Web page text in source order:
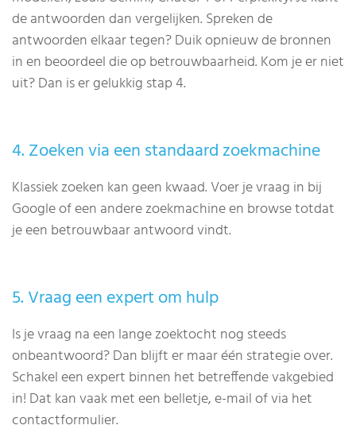
de antwoorden dan vergelijken. Spreken de
antwoorden elkaar tegen? Duik opnieuw de bronnen
in en beoordeel die op betrouwbaarheid. Kom je er niet
uit? Dan is er gelukkig stap 4.
4. Zoeken via een standaard zoekmachine
Klassiek zoeken kan geen kwaad. Voer je vraag in bij
Google of een andere zoekmachine en browse totdat
je een betrouwbaar antwoord vindt.
5. Vraag een expert om hulp
Is je vraag na een lange zoektocht nog steeds
onbeantwoord? Dan blijft er maar één strategie over.
Schakel een expert binnen het betreffende vakgebied
in! Dat kan vaak met een belletje, e-mail of via het
contactformulier.